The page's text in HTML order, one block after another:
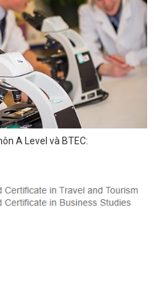
A Level và BTEC: